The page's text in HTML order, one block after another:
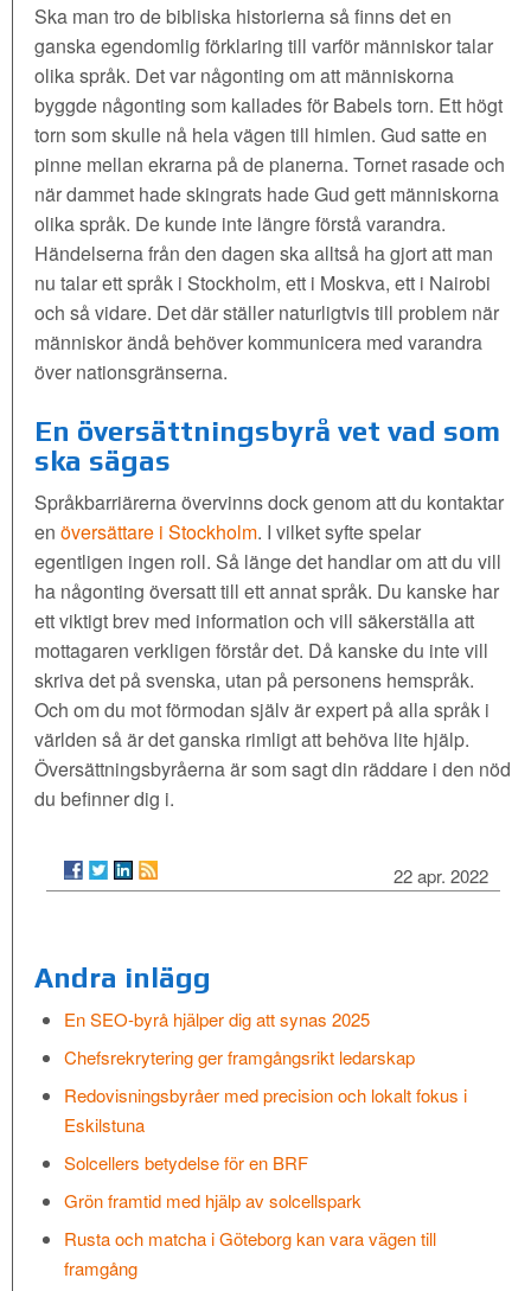
Ska man tro de bibliska historierna så finns det en
ganska egendomlig förklaring till varför människor talar
olika språk. Det var någonting om att människorna
byggde någonting som kallades för Babels torn. Ett högt
torn som skulle nå hela vägen till himlen. Gud satte en
pinne mellan ekrarna på de planerna. Tornet rasade och
när dammet hade skingrats hade Gud gett människorna
olika språk. De kunde inte längre förstå varandra.
Händelserna från den dagen ska alltså ha gjort att man
nu talar ett språk i Stockholm, ett i Moskva, ett i Nairobi
och så vidare. Det där ställer naturligtvis till problem när
människor ändå behöver kommunicera med varandra
över nationsgränserna.
En översättningsbyrå vet vad som
ska sägas
Språkbarriärerna övervinns dock genom att du kontaktar
en översättare i Stockholm. I vilket syfte spelar
egentligen ingen roll. Så länge det handlar om att du vill
ha någonting översatt till ett annat språk. Du kanske har
ett viktigt brev med information och vill säkerställa att
mottagaren verkligen förstår det. Då kanske du inte vill
skriva det på svenska, utan på personens hemspråk.
Och om du mot förmodan själv är expert på alla språk i
världen så är det ganska rimligt att behöva lite hjälp.
Översättningsbyråerna är som sagt din räddare i den nöd
du befinner dig i.
22 apr. 2022
Andra inlägg
En SEO-byrå hjälper dig att synas 2025
Chefsrekrytering ger framgångsrikt ledarskap
Redovisningsbyråer med precision och lokalt fokus i
Eskilstuna
Solcellers betydelse för en BRF
Grön framtid med hjälp av solcellspark
Rusta och matcha i Göteborg kan vara vägen till
framgång